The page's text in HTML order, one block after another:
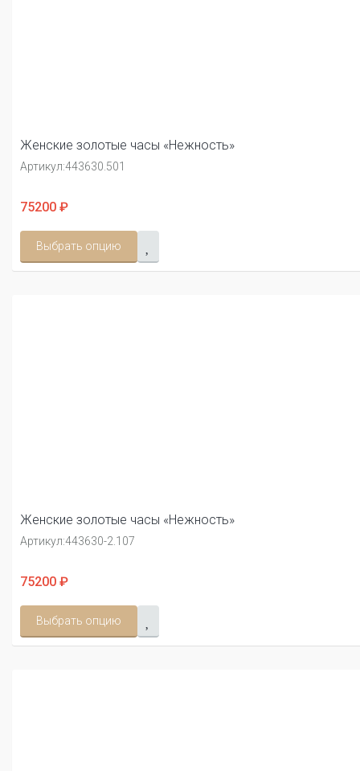
Женские золотые часы «Нежность»
Артикул:443630.501
75200 ₽
Выбрать опцию
Женские золотые часы «Нежность»
Артикул:443630-2.107
75200 ₽
Выбрать опцию